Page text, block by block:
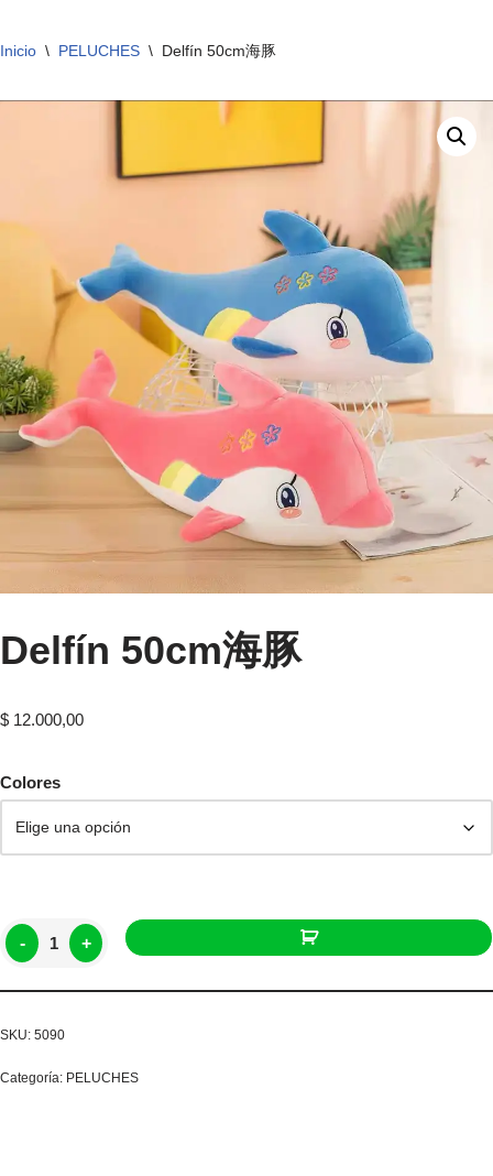
Inicio \ PELUCHES \ Delfín 50cm海豚
Delfín 50cm海豚
$ 12.000,00
Colores
- +
SKU: 5090
Categoría: PELUCHES